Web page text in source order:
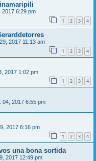
2017 6:29 pm
1 2 3 4
2017 11:13 am
1 2 3 4
2017 1:02 pm
1 2 3 4
04, 2017 6:55 pm
2017 6:16 pm
1 2 3 4
una bona sortida
2017 12:49 pm